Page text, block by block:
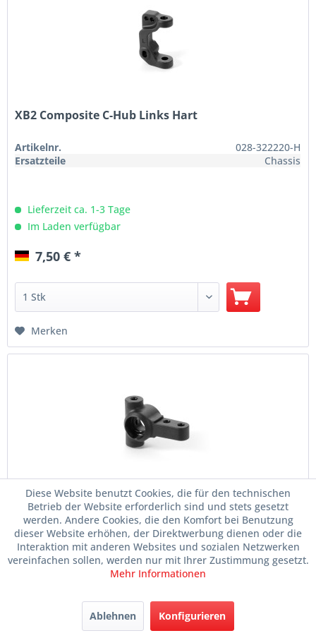
XB2 Composite C-Hub Links Hart
Artikelnr.
028-322220-H
Ersatzteile
Chassis
Lieferzeit ca. 1-3 Tage
Im Laden verfügbar
7,50 € *
Merken
Composite Lenkhebel Hart
Artikelnr.
028-322250-H
Ersatzteile
Chassis
Im Laden verfügbar
Diese Website benutzt Cookies, die für den technischen
Betrieb der Website erforderlich sind und stets gesetzt
werden. Andere Cookies, die den Komfort bei Benutzung
dieser Website erhöhen, der Direktwerbung dienen oder die
Interaktion mit anderen Websites und sozialen Netzwerken
vereinfachen sollen, werden nur mit Ihrer Zustimmung gesetzt.
Mehr Informationen
Ablehnen Konfigurieren